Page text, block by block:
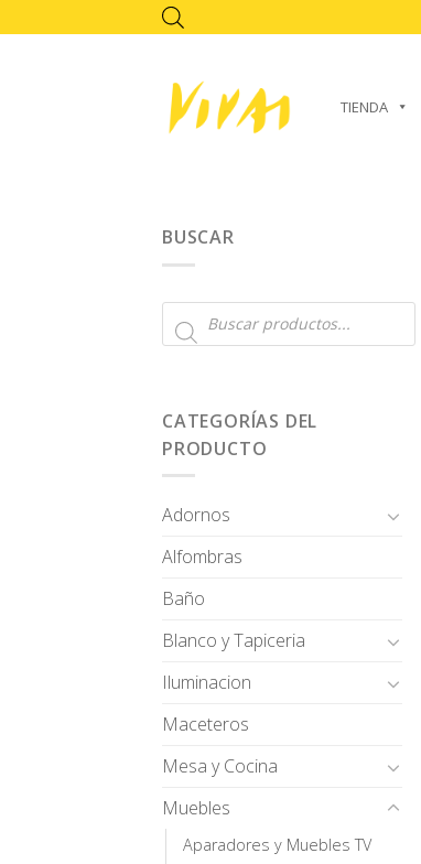
to
TIENDA
BUSCAR
Búsqueda
de
CATEGORÍAS DEL
PRODUCTO
Adornos
Alfombras
Baño
Blanco y Tapiceria
Iluminacion
Maceteros
Mesa y Cocina
Muebles
Aparadores y Muebles TV